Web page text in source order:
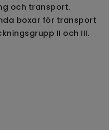
och transport.
boxar för transport
II och III.